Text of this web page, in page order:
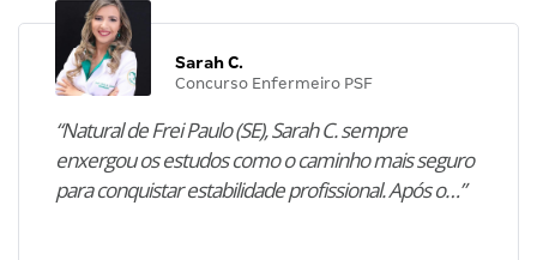
Sarah C.
Concurso Enfermeiro PSF
“Natural de Frei Paulo (SE), Sarah C. sempre
enxergou os estudos como o caminho mais seguro
para conquistar estabilidade profissional. Após o…”